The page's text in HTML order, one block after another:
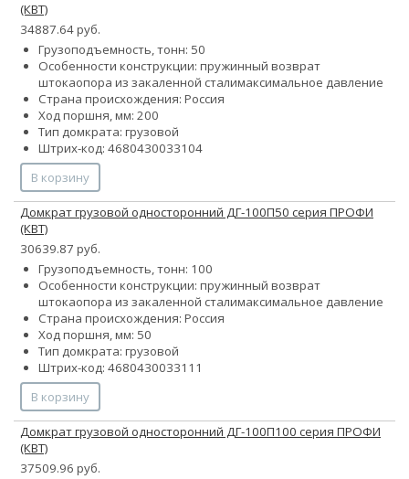
(КВТ)
34887.64 руб.
Грузоподъемность, тонн: 50
Особенности конструкции: пружинный возврат
штокаопора из закаленной сталимаксимальное давление
Страна происхождения: Россия
Ход поршня, мм: 200
Тип домкрата: грузовой
Штрих-код: 4680430033104
В корзину
Домкрат грузовой односторонний ДГ-100П50 серия ПРОФИ
(КВТ)
30639.87 руб.
Грузоподъемность, тонн: 100
Особенности конструкции: пружинный возврат
штокаопора из закаленной сталимаксимальное давление
Страна происхождения: Россия
Ход поршня, мм: 50
Тип домкрата: грузовой
Штрих-код: 4680430033111
В корзину
Домкрат грузовой односторонний ДГ-100П100 серия ПРОФИ
(КВТ)
37509.96 руб.